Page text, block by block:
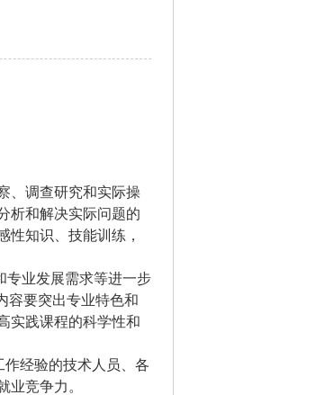
、调查研究和实际操
析和解决实际问题的
性知识、技能训练，
专业发展需求等进一步
容要突出专业特色和
实践课程的科学性和
作经验的技术人员、各
业竞争力。